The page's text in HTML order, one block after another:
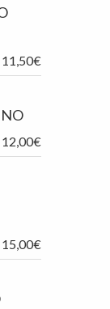
11,50€
12,00€
15,00€